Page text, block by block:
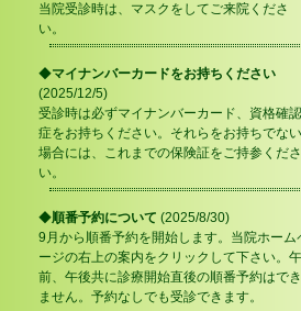
当院受診時は、マスクをしてご来院くださ
い。
◆マイナンバーカードをお持ちください
(2025/12/5)
受診時は必ずマイナンバーカード、資格確認
症をお持ちください。それらをお持ちでない
場合には、これまでの保険証をご持参くださ
い。
◆順番予約について (2025/8/30)
9月から順番予約を開始します。当院ホーム
ージの右上の案内をクリックして下さい。午
前、午後共に診療開始直後の順番予約はでき
ません。予約なしでも受診できます。